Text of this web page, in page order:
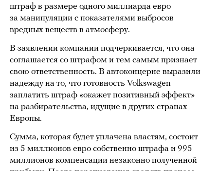
штраф в размере одного миллиарда евро
за манипуляции с показателями выбросов
вредных веществ в атмосферу.
В заявлении компании подчеркивается, что она
соглашается со штрафом и тем самым признает
свою ответственность. В автоконцерне выразили
надежду на то, что готовность Volkswagen
заплатить штраф «окажет позитивный эффект»
на разбирательства, идущие в других странах
Европы.
Сумма, которая будет уплачена властям, состоит
из 5 миллионов евро собственно штрафа и 995
миллионов компенсации незаконно полученной